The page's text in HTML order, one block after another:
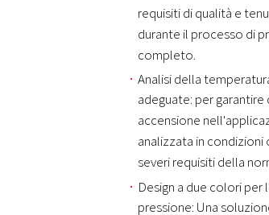
requisiti di qualità e
durante il processo di
completo.
Analisi della
adeguate: per
accensione
analizzata in
severi requisiti della
Design a due colori per
pressione: Una